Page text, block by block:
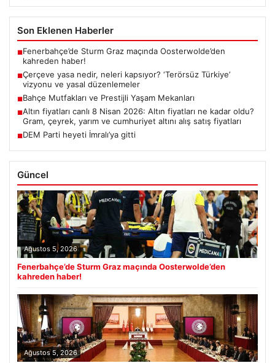
Son Eklenen Haberler
■Fenerbahçe’de Sturm Graz maçında Oosterwolde’den
kahreden haber!
■Çerçeve yasa nedir, neleri kapsıyor? ‘Terörsüz Türkiye’
vizyonu ve yasal düzenlemeler
■Bahçe Mutfakları ve Prestijli Yaşam Mekanları
■Altın fiyatları canlı 8 Nisan 2026: Altın fiyatları ne kadar oldu?
Gram, çeyrek, yarım ve cumhuriyet altını alış satış fiyatları
■DEM Parti heyeti İmralı’ya gitti
Güncel
Ağustos 5, 2026
Fenerbahçe’de Sturm Graz maçında Oosterwolde’den
kahreden haber!
Ağustos 5, 2026